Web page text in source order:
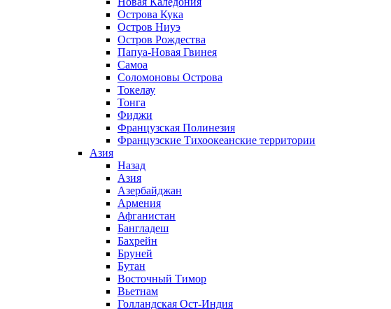
Острова Кука
Остров Ниуэ
Остров Рождества
Папуа-Новая Гвинея
Самоа
Соломоновы Острова
Токелау
Тонга
Фиджи
Французская Полинезия
Французские Тихоокеанские территории
Азия
Назад
Азия
Азербайджан
Армения
Афганистан
Бангладеш
Бахрейн
Бруней
Бутан
Восточный Тимор
Вьетнам
Голландская Ост-Индия